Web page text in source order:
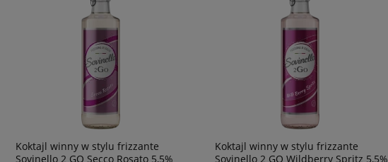
Koktajl winny w stylu frizzante
Sovinello 2 GO Secco Rosato 5,5%
Koktajl winny w stylu frizzante
Sovinello 2 GO Wildberry Spritz 5,5%